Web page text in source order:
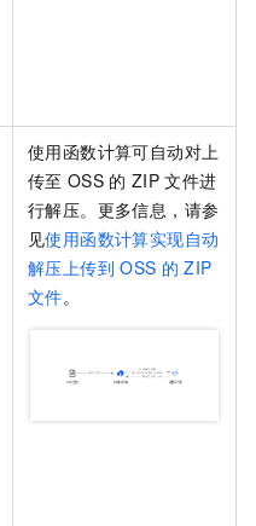
使用函数计算可自动对上
传至 OSS 的 ZIP 文件进
行解压。更多信息，请参
见使用函数计算实现自动
解压上传到 OSS 的 ZIP
文件。